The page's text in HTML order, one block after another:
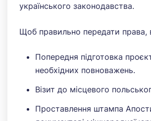
українського законодавства.
Щоб правильно передати права,
Попередня підготовка
необхідних повноважень.
Візит до місцевого
Проставлення штампа